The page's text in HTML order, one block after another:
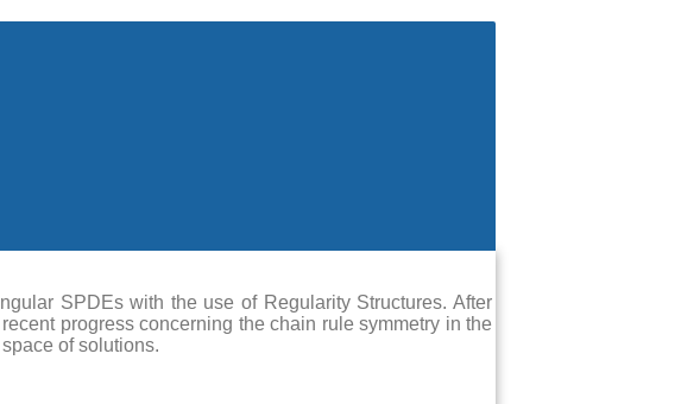
SPDEs with the use of Regularity Structures. After
progress concerning the chain rule symmetry in the
of solutions.